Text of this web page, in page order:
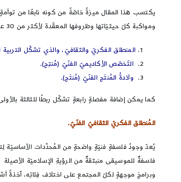
يكتسب هذا المقال ميزةً خاصّةً من كونه نابعًا من
ومواكبة كلّ حيثيّاتها وظروفها المعقّدة لأكثر من 30 عامًا وحتى يومنا هذا. وأفترض أنّ أيّة ظاهرةٍ فنيّةٍ أصيلةٍ يجب أن يتألف مسارُها من ثلاث مفصلاتٍ أساسيّةٍ:
المنطلق الفكريّ والثقافيّ، والذي تشكّل
التّخصّص الأكاديميّ الفنّيّ (مُنتِج).
ولادةُ المُنتَج الفنّيّ (مُنتَج).
كما يمكن إضافة مفصلةٍ رابعةٍ تشكّل ربطًا للثالثة
المُنطلق الفكريّ الثقافيّ الفنّيّ.
يُعدّ وجودُ فلسفةٍ فنيّةٍ واضحةٍ من المُحدِّدات الأساسيّة
فلسفةٌ للموسيقى منبثقةٌ من الرؤيةِ الإسلاميّة
وبرامجَ موجهةٍ لكلّ المجتمع على اختلاف فِئاتِه، آخذةً